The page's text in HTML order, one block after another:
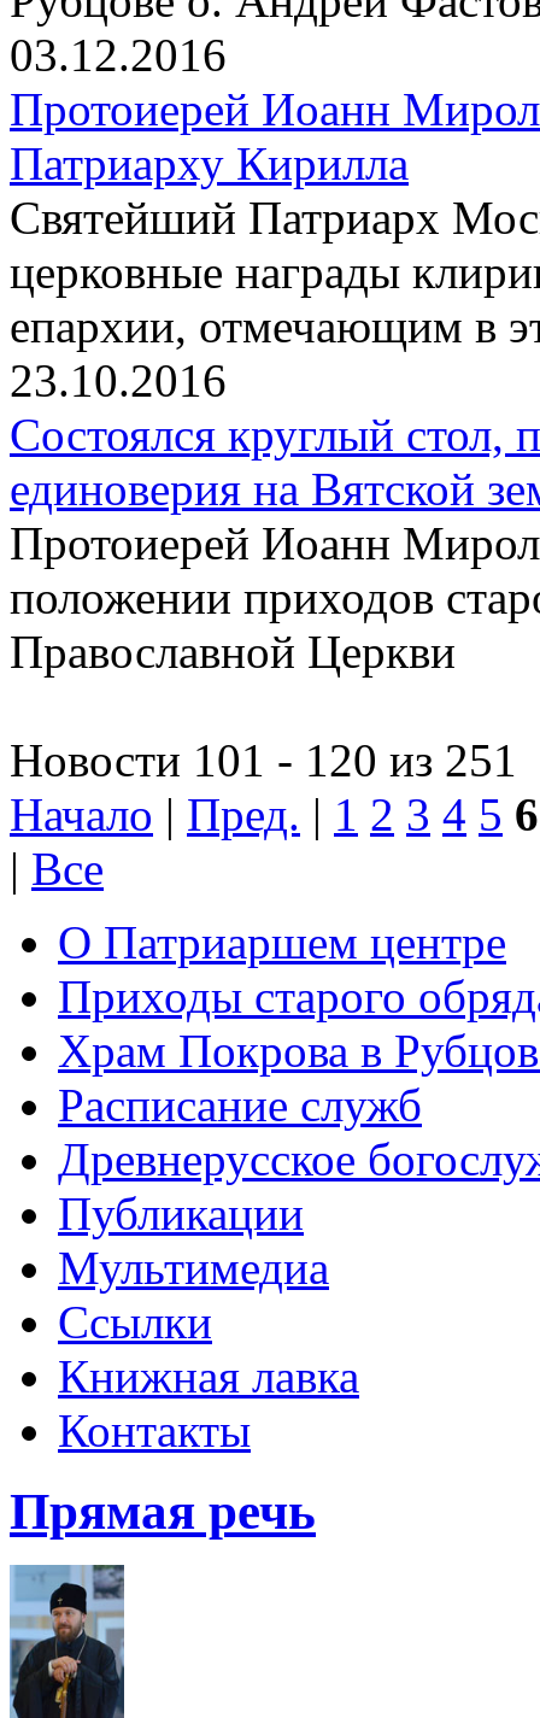
03.12.2016
Протоиерей Иоанн
Патриарху Кирилла
Святейший Патриарх
церковные награды
епархии, отмечающим в
23.10.2016
Состоялся круглый
единоверия на Вятской
Протоиерей Иоанн
положении приходов
Православной Церкви
Новости 101 - 120 из 251
Начало | Пред. | 1 2 3 4 5 6
| Все
О Патриаршем центре
Приходы старого
Храм Покрова в
Расписание служб
Древнерусское
Публикации
Мультимедиа
Ссылки
Книжная лавка
Контакты
Прямая речь